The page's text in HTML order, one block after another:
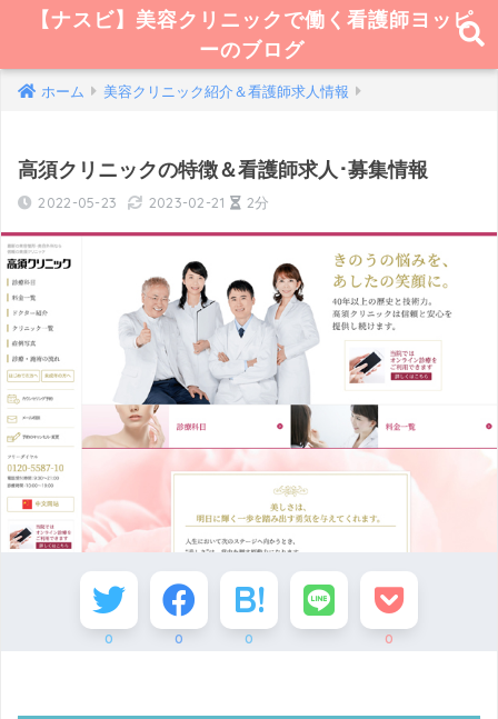
【ナスビ】美容クリニックで働く看護師ヨッピ
ーのブログ
ホーム 美容クリニック紹介＆看護師求人情報
高須クリニックの特徴＆看護師求人･募集情報
2022-05-23 2023-02-21 2分
0 0 0 0